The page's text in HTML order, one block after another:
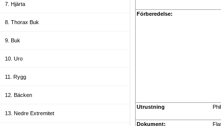
7. Hjärta
8. Thorax Buk
9. Buk
10. Uro
11. Rygg
12. Bäcken
13. Nedre Extremitet
Förberedelse:
Utrustning
Dokument: